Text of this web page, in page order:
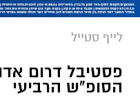
לייף סטייל
הסופ"ש הרביעי